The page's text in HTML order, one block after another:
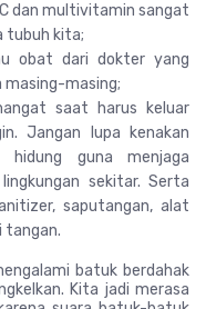
dan multivitamin sangat
tubuh kita;
obat dari dokter yang
masing-masing;
saat harus keluar
Jangan lupa kenakan
guna menjaga
sekitar. Serta
saputangan, alat
tangan.
batuk berdahak
Kita jadi merasa